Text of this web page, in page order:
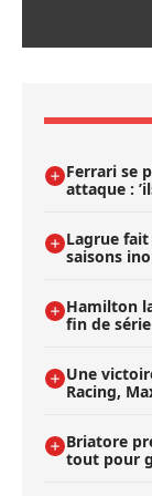
Ferrari se
attaque :
Lagrue fait
saisons
Hamilton
fin de
Une
Racing,
Briatore
tout pour